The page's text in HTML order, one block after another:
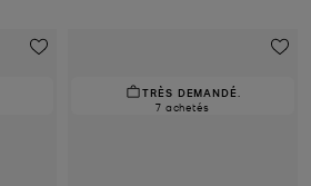
TRÈS DEMANDÉ.
7 achetés